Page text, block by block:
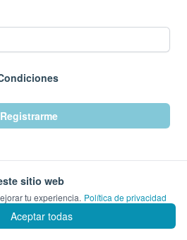
Registrarme
cuenta?Iniciar Sesión
sitio web
tu experiencia. Política de privacidad
Aceptar todas